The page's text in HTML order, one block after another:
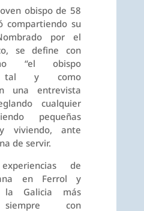
obispo de 58
compartiendo su
por el
se define con
“el obispo
tal y como
una entrevista
cualquier
pequeñas
y viviendo, ante
de servir.
de
en Ferrol y
Galicia más
con